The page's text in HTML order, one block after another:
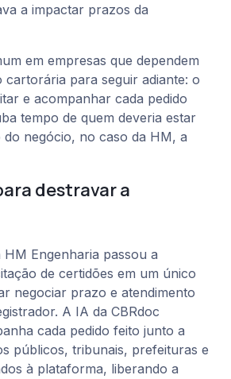
a impactar prazos da
em empresas que dependem
cartorária para seguir adiante: o
e acompanhar cada pedido
tempo de quem deveria estar
negócio, no caso da HM, a
destravar a
HM Engenharia passou a
de certidões em um único
negociar prazo e atendimento
A IA da CBRdoc
cada pedido feito junto a
públicos, tribunais, prefeituras e
à plataforma, liberando a